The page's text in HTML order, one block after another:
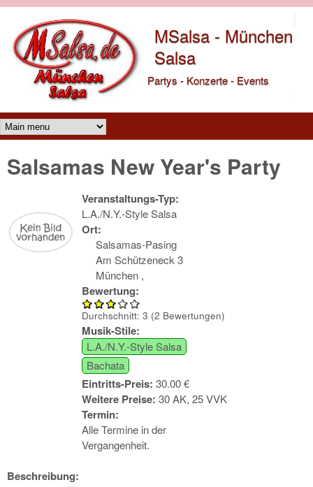
MSalsa - München
Salsa
Partys - Konzerte - Events
Main menu
Salsamas New Year's Party
Veranstaltungs-Typ:
L.A./N.Y.-Style Salsa
Ort:
Salsamas-Pasing
Am Schützeneck 3
München ,
Bewertung:
Durchschnitt: 3 (2 Bewertungen)
Musik-Stile:
L.A./N.Y.-Style Salsa
Bachata
Eintritts-Preis: 30.00 €
Weitere Preise: 30 AK, 25 VVK
Termin:
Alle Termine in der
Vergangenheit.
Beschreibung: